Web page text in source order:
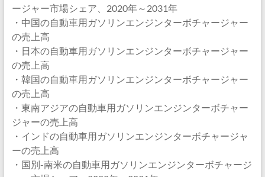
ージャー市場シェア、2020年～2031年
・中国の自動車用ガソリンエンジンターボチャージャー
の売上高
・日本の自動車用ガソリンエンジンターボチャージャー
の売上高
・韓国の自動車用ガソリンエンジンターボチャージャー
の売上高
・東南アジアの自動車用ガソリンエンジンターボチャー
ジャーの売上高
・インドの自動車用ガソリンエンジンターボチャージャ
ーの売上高
・国別-南米の自動車用ガソリンエンジンターボチャージ